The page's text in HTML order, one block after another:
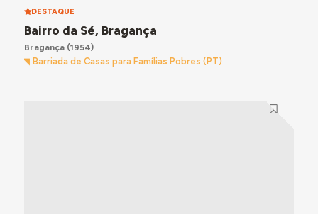
DESTAQUE
Bairro da Sé, Bragança
Bragança(1954)
Barriada de Casas para Famílias Pobres (PT)